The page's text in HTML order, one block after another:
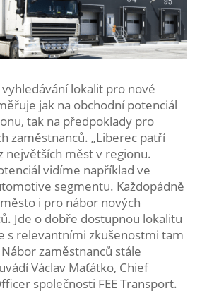
lokalit pro nové
jak na obchodní potenciál
tak na předpoklady pro
zaměstnanců. „Liberec patří
největších měst v regionu.
vidíme například ve
segmentu. Každopádně
i pro nábor nových
Jde o dobře dostupnou lokalitu
s relevantními zkušenostmi tam
zaměstnanců stále
Václav Maťátko, Chief
společnosti FEE Transport.